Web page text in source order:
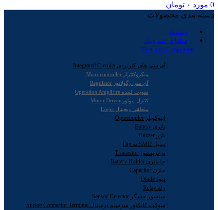
0 مورد ۰ تومان
دسته بندی محصولات
ربات ها
قطعات الکترونیک
Electronic Components
آی سی های کاربردی Integrated Circuits
میکروکنترلر Microcontroller
آی سی رگولاتور Regulator
تقویت کننده Operation Amplifire
کنترل موتور Motor Driver
منطقی دیجیتال Logic
اپتوکوپلر Optocoupler
باتری Battery
بازر Buzzer
تبدیل SMD به Dip
ترانزیستور Transistor
جا باتری Battery Holder
خازن Capacitor
دیود Diode
رله Relay
سنسور حسگر Sensor Detector
سوکت کانکتور سرسیم ترمینال Sucket Connector Terminal